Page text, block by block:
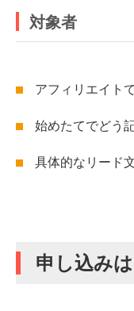
対象者
アフィリエイト
始めたてでどう
具体的なリード
申し込み